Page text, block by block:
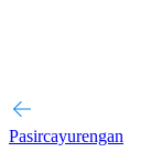
Pasircayurengan